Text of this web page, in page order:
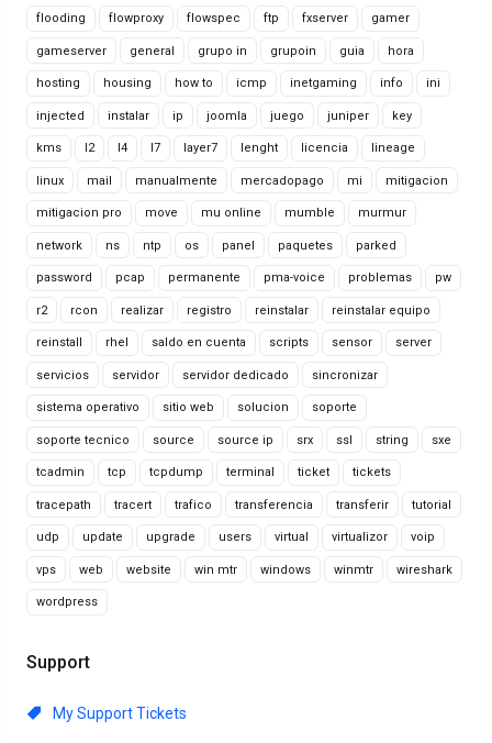
flooding flowproxy flowspec ftp fxserver gamer
gameserver general grupo in grupoin guia hora
hosting housing how to icmp inetgaming info ini
injected instalar ip joomla juego juniper key
kms l2 l4 l7 layer7 lenght licencia lineage
linux mail manualmente mercadopago mi mitigacion
mitigacion pro move mu online mumble murmur
network ns ntp os panel paquetes parked
password pcap permanente pma-voice problemas pw
r2 rcon realizar registro reinstalar reinstalar equipo
reinstall rhel saldo en cuenta scripts sensor server
servicios servidor servidor dedicado sincronizar
sistema operativo sitio web solucion soporte
soporte tecnico source source ip srx ssl string sxe
tcadmin tcp tcpdump terminal ticket tickets
tracepath tracert trafico transferencia transferir tutorial
udp update upgrade users virtual virtualizor voip
vps web website win mtr windows winmtr wireshark
wordpress
Support
My Support Tickets